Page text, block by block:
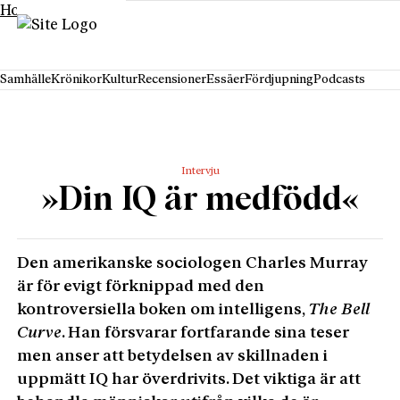
Hoppa till innehåll
SamhälleKrönikorKulturRecensionerEssäerFördjupningPodcasts
Intervju
»Din IQ är medfödd«
Den amerikanske sociologen Charles Murray
är för evigt förknippad med den
kontroversiella boken om intelligens, The Bell
Curve. Han försvarar fortfarande sina teser
men anser att betydelsen av skillnaden i
uppmätt IQ har överdrivits. Det viktiga är att